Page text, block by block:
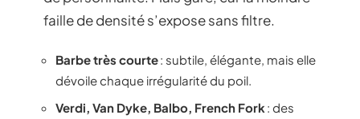
faille de densité s’expose sans filtre.
Barbe très courte: subtile, élégante, mais elle
dévoile chaque irrégularité du poil.
Verdi, Van Dyke, Balbo, French Fork : des